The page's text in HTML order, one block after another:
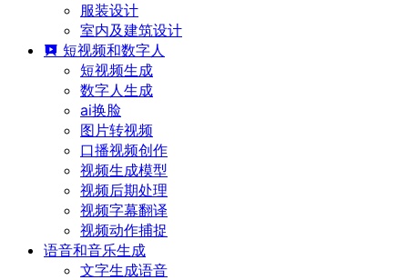
服装设计
室内及建筑设计
短视频和数字人
短视频生成
数字人生成
ai换脸
图片转视频
口播视频创作
视频生成模型
视频后期处理
视频字幕翻译
视频动作捕捉
语音和音乐生成
文字生成语音